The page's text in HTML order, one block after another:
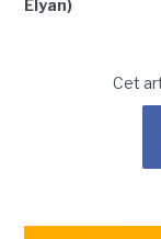
Elyan)
Cet